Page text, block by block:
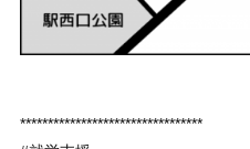
*********************************